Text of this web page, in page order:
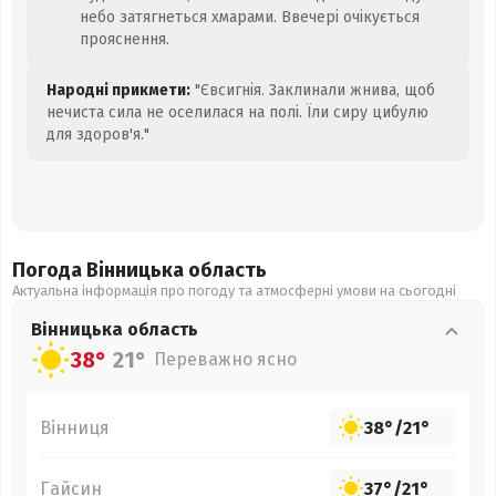
небо затягнеться хмарами. Ввечері очікується
прояснення.
Народні прикмети: "Євсигнія. Заклинали жнива, щоб
нечиста сила не оселилася на полі. Їли сиру цибулю
для здоров'я."
Погода Вінницька область
Актуальна інформація про погоду та атмосферні умови на сьогодні
Вінницька область
38° 21° Переважно ясно
Вінниця 38°/21°
Гайсин 37°/21°